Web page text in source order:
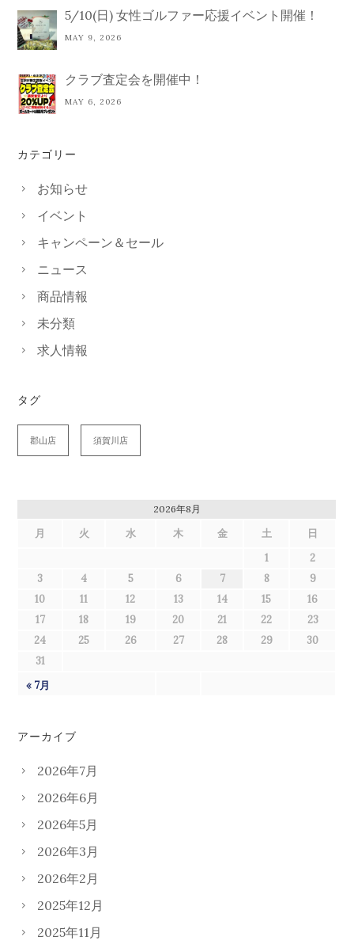
5/10(日) 女性ゴルファー応援イベント開催！
MAY 9, 2026
クラブ査定会を開催中！
MAY 6, 2026
カテゴリー
お知らせ
イベント
キャンペーン＆セール
ニュース
商品情報
未分類
求人情報
タグ
郡山店 須賀川店
2026年8月
月 火 水 木 金 土 日
« 7月
1
2
3
4 5 6 7 8
9
10
11 12 13 14 15
16
17
18 19 20 21 22
23
24
25 26 27 28 29
30
31
アーカイブ
2026年7月
2026年6月
2026年5月
2026年3月
2026年2月
2025年12月
2025年11月